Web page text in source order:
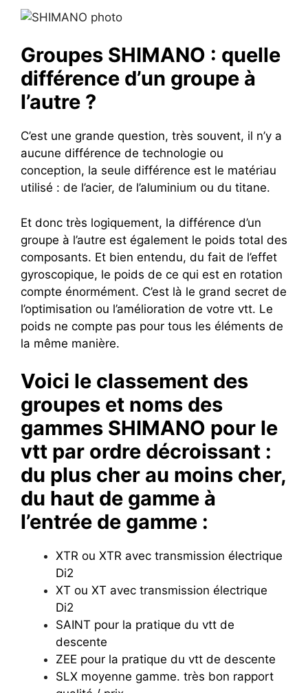
Groupes SHIMANO : quelle
différence d’un groupe à
l’autre ?
C’est une grande question, très souvent, il n’y a
aucune différence de technologie ou
conception, la seule différence est le matériau
utilisé : de l’acier, de l’aluminium ou du titane.
Et donc très logiquement, la différence d’un
groupe à l’autre est également le poids total des
composants. Et bien entendu, du fait de l’effet
gyroscopique, le poids de ce qui est en rotation
compte énormément. C’est là le grand secret de
l’optimisation ou l’amélioration de votre vtt. Le
poids ne compte pas pour tous les éléments de
la même manière.
Voici le classement des
groupes et noms des
gammes SHIMANO pour le
vtt par ordre décroissant :
du plus cher au moins cher,
du haut de gamme à
l’entrée de gamme :
XTR ou XTR avec transmission électrique
Di2
XT ou XT avec transmission électrique
Di2
SAINT pour la pratique du vtt de
descente
ZEE pour la pratique du vtt de descente
SLX moyenne gamme. très bon rapport